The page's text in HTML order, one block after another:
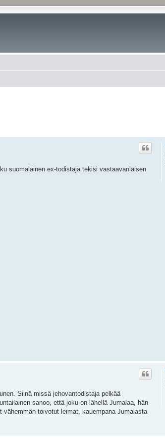
suomalainen ex-todistaja tekisi vastaavanlaisen
Siinä missä jehovantodistaja pelkää
sanoo, että joku on lähellä Jumalaa, hän
toivotut leimat, kauempana Jumalasta